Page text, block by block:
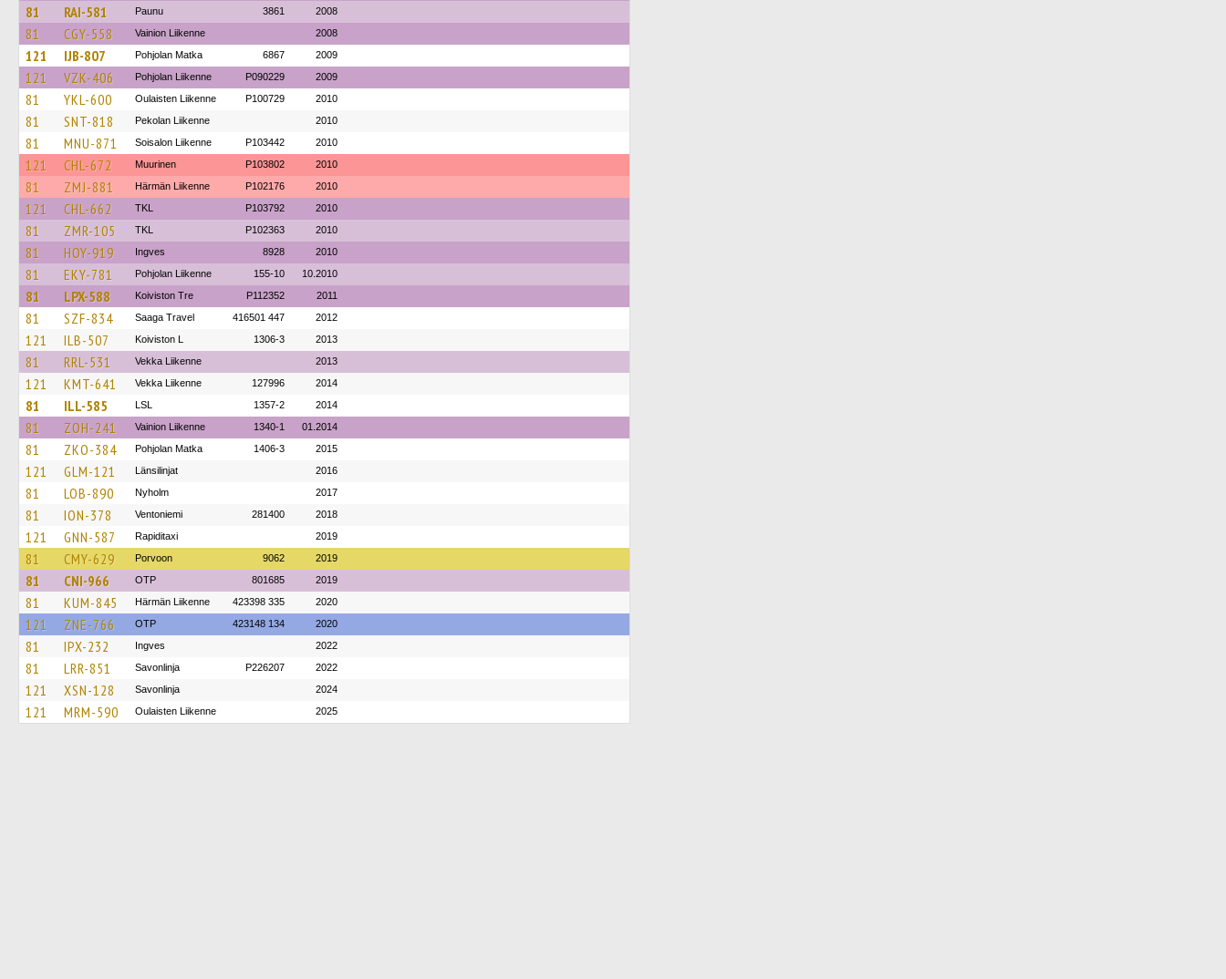
81 RAI-581 Paunu 3861 2008
81 CGY-558 Vainion Liikenne 2008
121 IJB-807 Pohjolan Matka 6867 2009
121 VZK-406 Pohjolan Liikenne P090229 2009
81 YKL-600 Oulaisten Liikenne P100729 2010
81 SNT-818 Pekolan Liikenne 2010
81 MNU-871 Soisalon Liikenne P103442 2010
121 CHL-672 Muurinen P103802 2010
81 ZMJ-881 Härmän Liikenne P102176 2010
121 CHL-662 TKL P103792 2010
81 ZMR-105 TKL P102363 2010
81 HOY-919 Ingves 8928 2010
81 EKY-781 Pohjolan Liikenne 155-10 10.2010
81 LPX-588 Koiviston Tre P112352 2011
81 SZF-834 Saaga Travel 416501 447 2012
121 ILB-507 Koiviston L 1306-3 2013
81 RRL-531 Vekka Liikenne 2013
121 KMT-641 Vekka Liikenne 127996 2014
81 ILL-585 LSL 1357-2 2014
81 ZOH-241 Vainion Liikenne 1340-1 01.2014
81 ZKO-384 Pohjolan Matka 1406-3 2015
121 GLM-121 Länsilinjat 2016
81 LOB-890 Nyholm 2017
81 ION-378 Ventoniemi 281400 2018
121 GNN-587 Rapiditaxi 2019
81 CMY-629 Porvoon 9062 2019
81 CNI-966 OTP 801685 2019
81 KUM-845 Härmän Liikenne 423398 335 2020
121 ZNE-766 OTP 423148 134 2020
81 IPX-232 Ingves 2022
81 LRR-851 Savonlinja P226207 2022
121 XSN-128 Savonlinja 2024
121 MRM-590 Oulaisten Liikenne 2025